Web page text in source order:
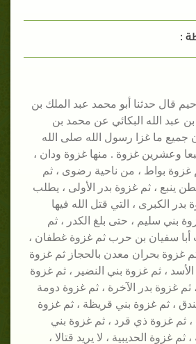
:
قال حدثنا أبو محمد عبد الملك بن
عبد الله البكائي عن محمد بن
جميع ما غزا رسول الله صلى الله
وعشرين غزوة . منها غزوة ودان ،
غزوة بواط ، من ناحية رضوى ، ثم
ينبع ، ثم غزوة بدر الأولى ، يطلب
الكبرى ، التي قتل الله فيها
بني سليم ، حتى بلغ الكدر ، ثم
أبا سفيان بن حرب ثم غزوة غطفان ،
غزوة بحران معدن بالحجاز ثم غزوة
، ثم غزوة بني النضير ، ثم غزوة
غزوة بدر الآخرة ، ثم غزوة دومة
، ثم غزوة بني قريظة ، ثم غزوة
ثم غزوة ذي قرد ، ثم غزوة بني
غزوة الحديبية ، لا يريد قتالا ،